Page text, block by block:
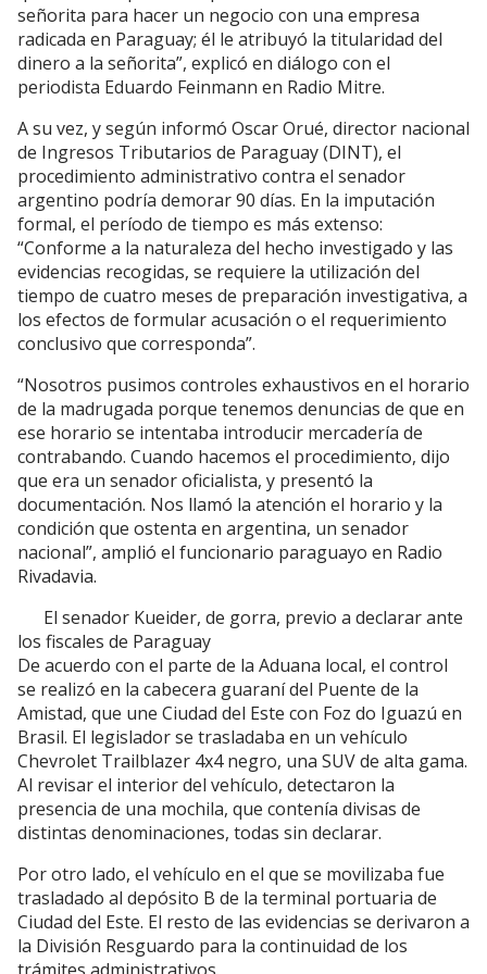
señorita para hacer un negocio con una empresa
radicada en Paraguay; él le atribuyó la titularidad del
dinero a la señorita”, explicó en diálogo con el
periodista Eduardo Feinmann en Radio Mitre.
A su vez, y según informó Oscar Orué, director nacional
de Ingresos Tributarios de Paraguay (DINT), el
procedimiento administrativo contra el senador
argentino podría demorar 90 días. En la imputación
formal, el período de tiempo es más extenso:
“Conforme a la naturaleza del hecho investigado y las
evidencias recogidas, se requiere la utilización del
tiempo de cuatro meses de preparación investigativa, a
los efectos de formular acusación o el requerimiento
conclusivo que corresponda”.
“Nosotros pusimos controles exhaustivos en el horario
de la madrugada porque tenemos denuncias de que en
ese horario se intentaba introducir mercadería de
contrabando. Cuando hacemos el procedimiento, dijo
que era un senador oficialista, y presentó la
documentación. Nos llamó la atención el horario y la
condición que ostenta en argentina, un senador
nacional”, amplió el funcionario paraguayo en Radio
Rivadavia.
El senador Kueider, de gorra, previo a declarar ante
los fiscales de Paraguay
De acuerdo con el parte de la Aduana local, el control
se realizó en la cabecera guaraní del Puente de la
Amistad, que une Ciudad del Este con Foz do Iguazú en
Brasil. El legislador se trasladaba en un vehículo
Chevrolet Trailblazer 4x4 negro, una SUV de alta gama.
Al revisar el interior del vehículo, detectaron la
presencia de una mochila, que contenía divisas de
distintas denominaciones, todas sin declarar.
Por otro lado, el vehículo en el que se movilizaba fue
trasladado al depósito B de la terminal portuaria de
Ciudad del Este. El resto de las evidencias se derivaron a
la División Resguardo para la continuidad de los